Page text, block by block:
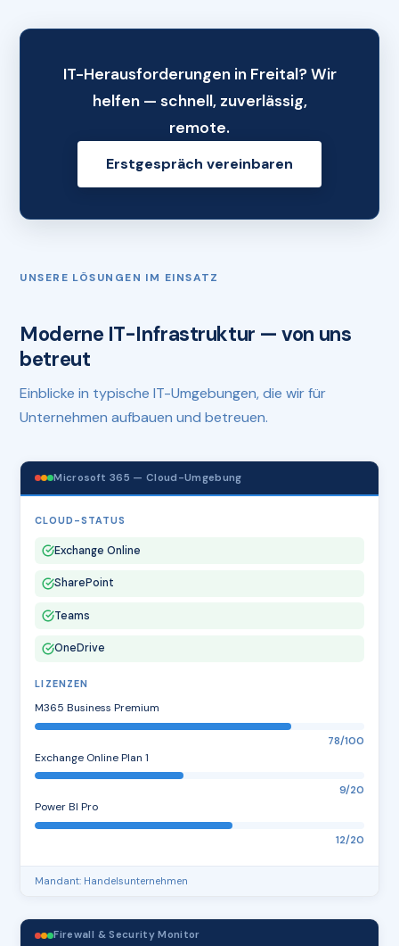
IT-Herausforderungen in Freital? Wir
helfen — schnell, zuverlässig,
remote.
Erstgespräch vereinbaren
UNSERE LÖSUNGEN IM EINSATZ
Moderne IT-Infrastruktur — von uns
betreut
Einblicke in typische IT-Umgebungen, die wir für
Unternehmen aufbauen und betreuen.
Microsoft 365 — Cloud-Umgebung
CLOUD-STATUS
Exchange Online
SharePoint
Teams
OneDrive
LIZENZEN
M365 Business Premium
78/100
Exchange Online Plan 1
9/20
Power BI Pro
12/20
Mandant: Handelsunternehmen
Firewall & Security Monitor